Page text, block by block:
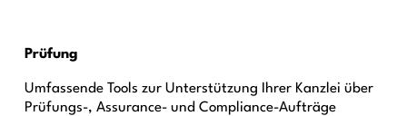
Prüfung
Umfassende Tools zur Unterstützung Ihrer Kanzlei über
Prüfungs-, Assurance- und Compliance-Aufträge